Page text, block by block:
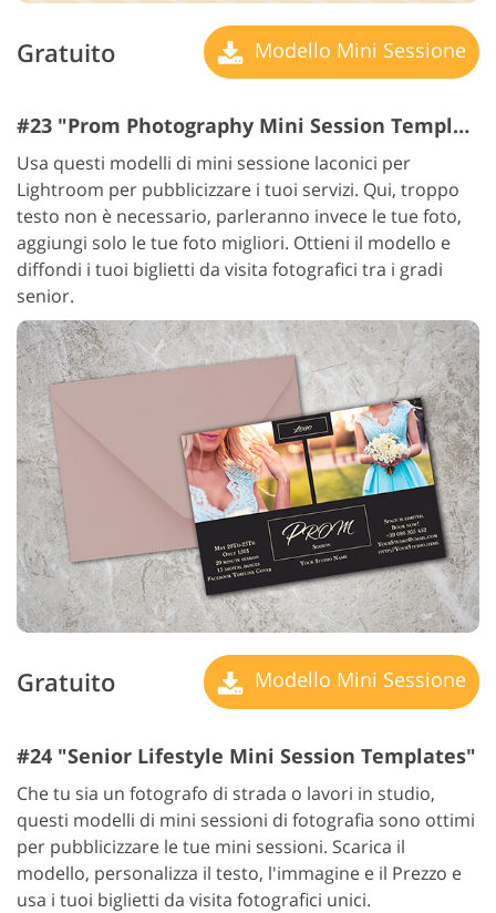
Gratuito Modello Mini Sessione
#23 "Prom Photography Mini Session Templates"
Usa questi modelli di mini sessione laconici per
Lightroom per pubblicizzare i tuoi servizi. Qui, troppo
testo non è necessario, parleranno invece le tue foto,
aggiungi solo le tue foto migliori. Ottieni il modello e
diffondi i tuoi biglietti da visita fotografici tra i gradi
senior.
Gratuito Modello Mini Sessione
#24 "Senior Lifestyle Mini Session Templates"
Che tu sia un fotografo di strada o lavori in studio,
questi modelli di mini sessioni di fotografia sono ottimi
per pubblicizzare le tue mini sessioni. Scarica il
modello, personalizza il testo, l'immagine e il Prezzo e
usa i tuoi biglietti da visita fotografici unici.